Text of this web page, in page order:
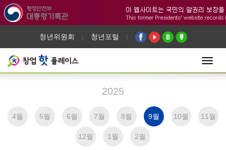
청년위원회 | 청년포털 |
2025
4월 5월 6월 7월 8월 9월 10월 11월
12월 1월 2월